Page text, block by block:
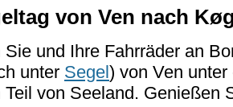
von Ven nach
Sie und Ihre Fahrräder an
unter Segel) von Ven
Teil von Seeland. Genießen